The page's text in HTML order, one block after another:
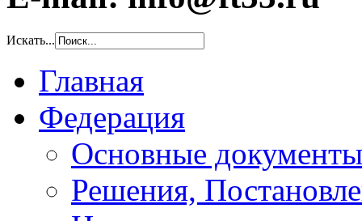
Искать...
Главная
Федерация
Основные документы
Решения,